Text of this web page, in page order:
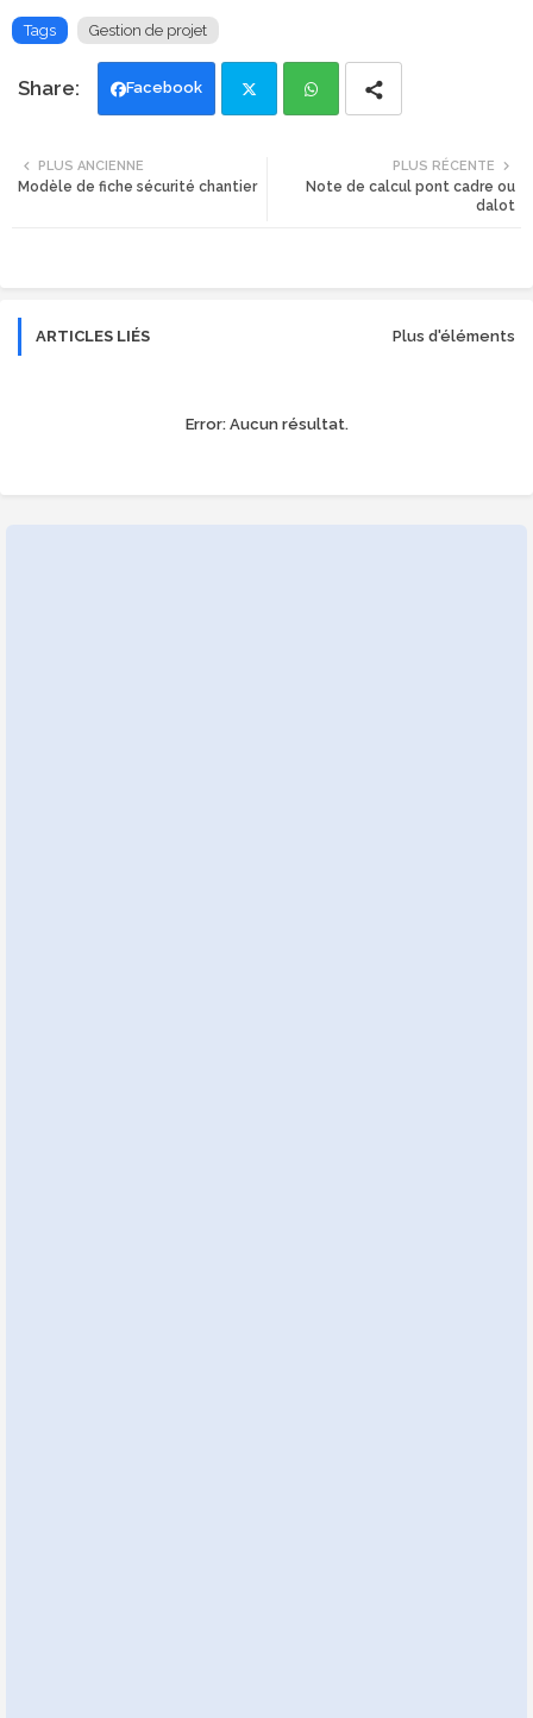
Tags Gestion de projet
Facebook
tte ats
PLUS RÉCENTE
Note de calcul pont cadre ou
dalot
PLUS ANCIENNE
Modèle de fiche sécurité chantier
ARTICLES LIÉS Plus d'éléments
Error:Aucun résultat.